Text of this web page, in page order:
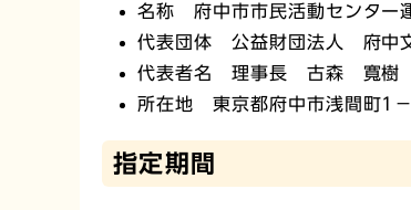
名称 府中市市民活動センター
代表団体 公益財団法人 府中
代表者名 理事長 古森 寬樹
所在地 東京都府中市浅間町1
指定期間